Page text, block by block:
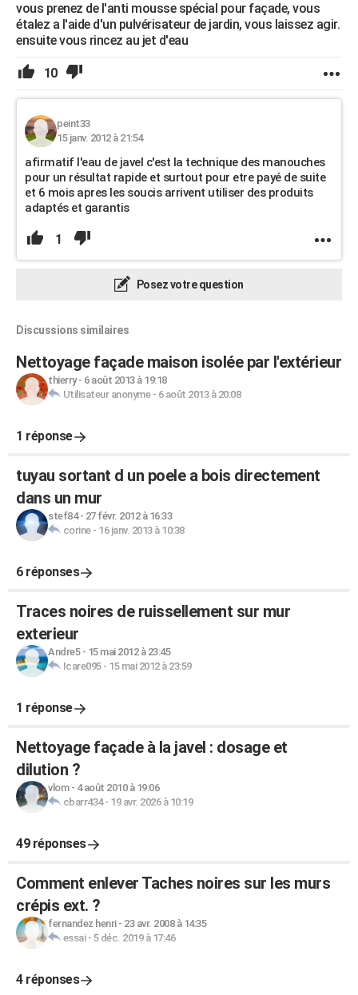
vous prenez de l'anti mousse spécial pour façade, vous
étalez a l'aide d'un pulvérisateur de jardin, vous laissez agir.
ensuite vous rincez au jet d'eau
10
peint33
15 janv. 2012 à 21:54
afirmatif l'eau de javel c'est la technique des manouches
pour un résultat rapide et surtout pour etre payé de suite
et 6 mois apres les soucis arrivent utiliser des produits
adaptés et garantis
1
Posez votre question
Discussions similaires
Nettoyage façade maison isolée par l'extérieur
thierry- 6 août 2013 à 19:18
Utilisateur anonyme- 6 août 2013 à 20:08
1 réponse
tuyau sortant d un poele a bois directement
dans un mur
stef84- 27 févr. 2012 à 16:33
corine- 16 janv. 2013 à 10:38
6 réponses
Traces noires de ruissellement sur mur
exterieur
Andre5- 15 mai 2012 à 23:45
Icare095- 15 mai 2012 à 23:59
1 réponse
Nettoyage façade à la javel : dosage et
dilution ?
vlom- 4 août 2010 à 19:06
cbarr434- 19 avr. 2026 à 10:19
49 réponses
Comment enlever Taches noires sur les murs
crépis ext. ?
fernandez henri- 23 avr. 2008 à 14:35
essai- 5 déc. 2019 à 17:46
4 réponses